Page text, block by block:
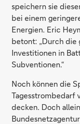
speichern sie
bei einem
Energien. Eric
betont: „Durch die
Investitionen in
Subventionen.“
Noch können die
Tagesstrombedarf
decken. Doch